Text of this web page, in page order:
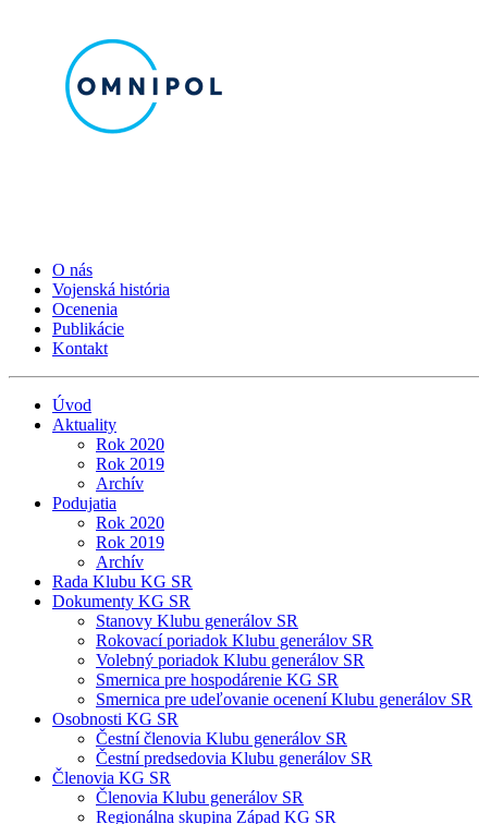
O nás
Vojenská história
Ocenenia
Publikácie
Kontakt
Úvod
Aktuality
Rok 2020
Rok 2019
Archív
Podujatia
Rok 2020
Rok 2019
Archív
Rada Klubu KG SR
Dokumenty KG SR
Stanovy Klubu generálov SR
Rokovací poriadok Klubu generálov SR
Volebný poriadok Klubu generálov SR
Smernica pre hospodárenie KG SR
Smernica pre udeľovanie ocenení Klubu generálov SR
Osobnosti KG SR
Čestní členovia Klubu generálov SR
Čestní predsedovia Klubu generálov SR
Členovia KG SR
Členovia Klubu generálov SR
Regionálna skupina Západ KG SR